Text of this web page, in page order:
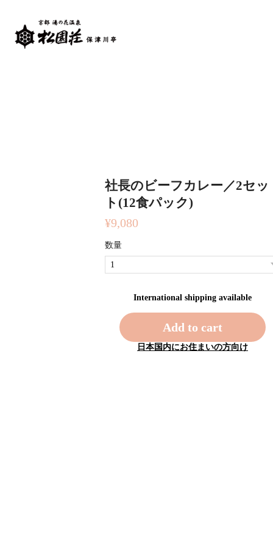
社長のビーフカレー／2セッ
ト(12食パック)
¥9,080
数量
International shipping available
Add to cart
日本国内にお住まいの方向け